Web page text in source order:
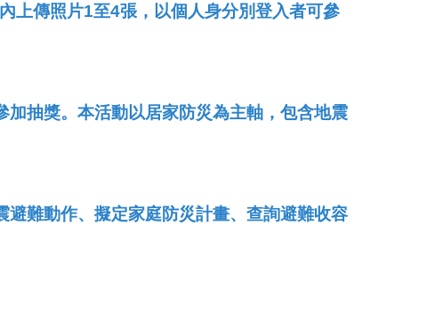
傳照片1至4張，以個人身分別登入者可參
抽獎。本活動以居家防災為主軸，包含地震
難動作、擬定家庭防災計畫、查詢避難收容